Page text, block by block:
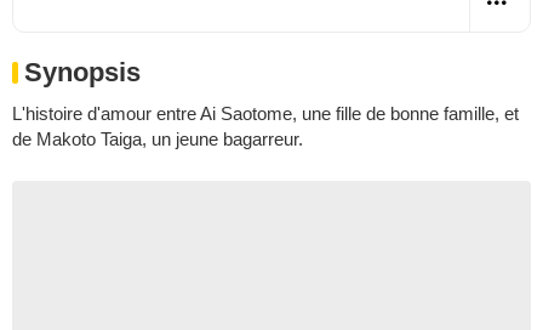
Synopsis
L'histoire d'amour entre Ai Saotome, une fille de bonne famille, et
de Makoto Taiga, un jeune bagarreur.